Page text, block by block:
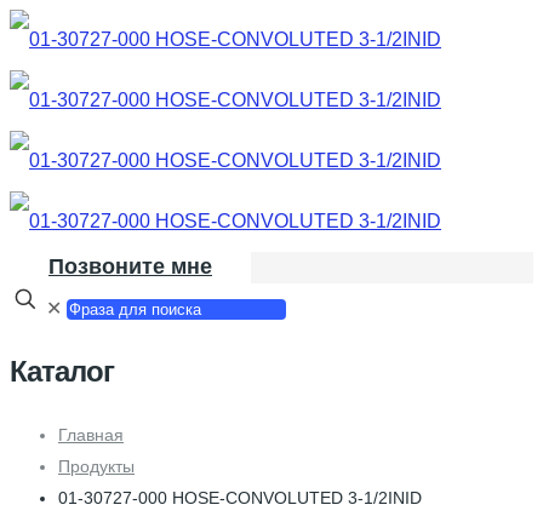
Позвоните мне
✕
Каталог
Главная
Продукты
01-30727-000 HOSE-CONVOLUTED 3-1/2INID